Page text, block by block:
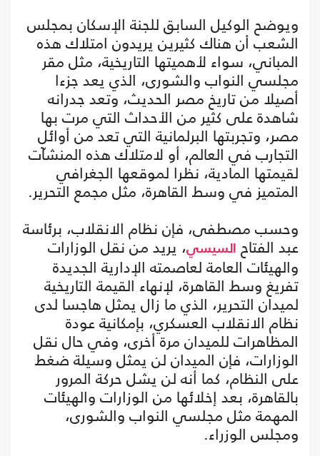
ويوضح الوكيل السابق للجنة الإسكان بمجلس
الشعب أن هناك كثيرين يريدون امتلاك هذه
المباني، سواء لأهميتها التاريخية، مثل مقر
مجلسي النواب والشورى، الذي يعد جزءا
أصيلا من تاريخ مصر الحديث، وتعد جدرانه
شاهدة على كثير من الأحداث التي مرت بها
مصر، وتجربتها البرلمانية التي تعد من أوائل
التجارب في العالم، أو لامتلاك هذه المنشآت
لقيمتها المادية، نظرا لموقعها الجغرافي
المتميز في وسط القاهرة، مثل مجمع التحرير.
وحسب مصطفى، فإن نظام الانقلاب، برئاسة
عبد الفتاح السيسي، يريد من نقل الوزارات
والهيئات العامة لعاصمته الإدارية الجديدة
تفريغ وسط القاهرة، لإنهاء القيمة التاريخية
لميدان التحرير، الذي ما زال يمثل هاجسا لدى
نظام الانقلاب العسكري، بإمكانية عودة
المظاهرات للميدان مرة أخرى، وفي حال نقل
الوزارات، فإن الميدان لن يمثل وسيلة ضغط
على النظام، كما أنه لن يشل حركة المرور
بالقاهرة، بعد إخلائها من الوزارات والهيئات
المهمة مثل مجلسي النواب والشورى،
ومجلس الوزراء.